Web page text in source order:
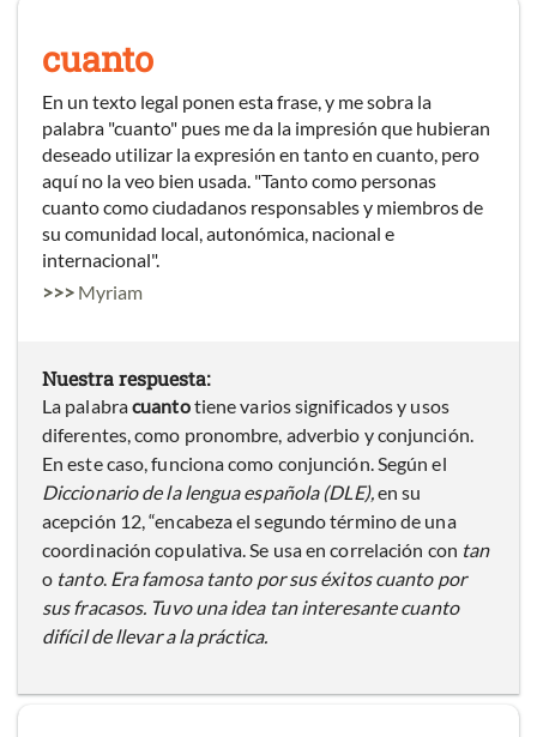
cuanto
En un texto legal ponen esta frase, y me sobra la
palabra "cuanto" pues me da la impresión que hubieran
deseado utilizar la expresión en tanto en cuanto, pero
aquí no la veo bien usada. "Tanto como personas
cuanto como ciudadanos responsables y miembros de
su comunidad local, autonómica, nacional e
internacional".
>>> Myriam
Nuestra respuesta:
La palabracuantotiene varios significados y usos
diferentes, como pronombre, adverbio y conjunción.
En este caso, funciona como conjunción. Según el
Diccionario de la lengua española (DLE),en su
acepción 12, “encabeza el segundo término de una
coordinación copulativa. Se usa en correlación con tan
o tanto. Era famosa tanto por sus éxitos cuanto por
sus fracasos. Tuvo una idea tan interesante cuanto
difícil de llevar a la práctica.